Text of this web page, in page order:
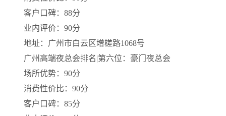
客户口碑：88分
业内评价：90分
地址：广州市白云区增槎路1068号
广州高端夜总会排名|第六位：豪门夜总会
场所优势：90分
消费性价比：90分
客户口碑：85分